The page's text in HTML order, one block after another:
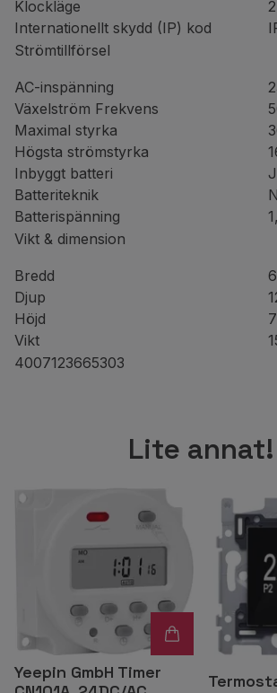
Klockläge
Internationellt skydd (IP) kod
Strömtillförsel
AC-inspänning
Växelström Frekvens
Maximal styrka
Högsta strömstyrka
Inbyggt batteri
Batteriteknik
Batterispänning
Vikt & dimension
Bredd
Djup
Höjd
Vikt
4007123665303
Lite annat!
Yeepin GmbH Timer